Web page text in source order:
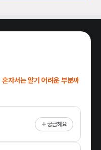
혼자서는 알기 어려운 부분까
궁금해요